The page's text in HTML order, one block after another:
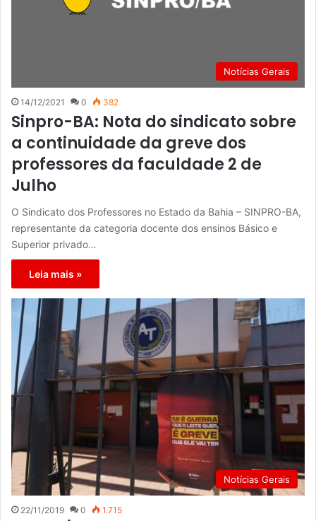
Notícias Gerais
14/12/2021 0 382
Sinpro-BA: Nota do sindicato sobre
a continuidade da greve dos
professores da faculdade 2 de
Julho
O Sindicato dos Professores no Estado da Bahia – SINPRO-BA,
representante da categoria docente dos ensinos Básico e
Superior privado…
Leia mais »
Notícias Gerais
22/11/2019 0 1.715